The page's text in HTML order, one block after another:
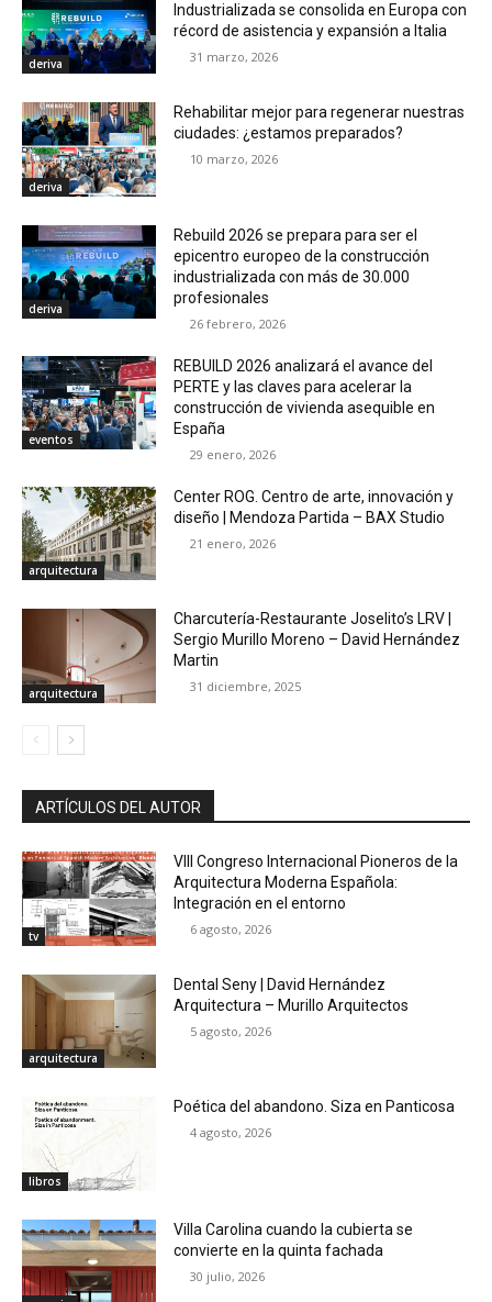
deriva
Industrializada se consolida en Europa con
récord de asistencia y expansión a Italia
31 marzo, 2026
deriva
Rehabilitar mejor para regenerar nuestras
ciudades: ¿estamos preparados?
10 marzo, 2026
deriva
Rebuild 2026 se prepara para ser el
epicentro europeo de la construcción
industrializada con más de 30.000
profesionales
26 febrero, 2026
eventos
REBUILD 2026 analizará el avance del
PERTE y las claves para acelerar la
construcción de vivienda asequible en
España
29 enero, 2026
arquitectura
Center ROG. Centro de arte, innovación y
diseño | Mendoza Partida – BAX Studio
21 enero, 2026
arquitectura
Charcutería-Restaurante Joselito’s LRV |
Sergio Murillo Moreno – David Hernández
Martin
31 diciembre, 2025
ARTÍCULOS DEL AUTOR
tv
VIII Congreso Internacional Pioneros de la
Arquitectura Moderna Española:
Integración en el entorno
6 agosto, 2026
arquitectura
Dental Seny | David Hernández
Arquitectura – Murillo Arquitectos
5 agosto, 2026
libros
Poética del abandono. Siza en Panticosa
4 agosto, 2026
Villa Carolina cuando la cubierta se
convierte en la quinta fachada
30 julio, 2026